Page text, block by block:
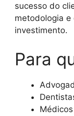
sucesso do
metodologia e
investimento.
Para